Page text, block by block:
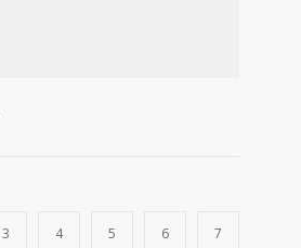
3 4 5 6 7